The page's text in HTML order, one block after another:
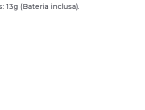
13g (Bateria inclusa).